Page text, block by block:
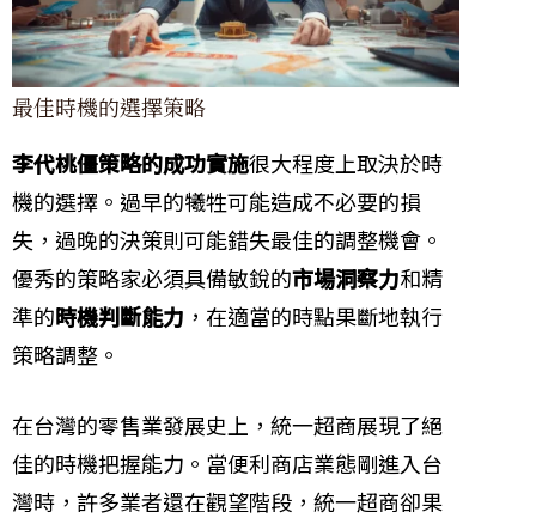
最佳時機的選擇策略
李代桃僵策略的成功實施很大程度上取決於時
機的選擇。過早的犧牲可能造成不必要的損
失，過晚的決策則可能錯失最佳的調整機會。
優秀的策略家必須具備敏銳的市場洞察力和精
準的時機判斷能力 ，在適當的時點果斷地執行
策略調整。
在台灣的零售業發展史上，統一超商展現了絕
佳的時機把握能力。當便利商店業態剛進入台
灣時，許多業者還在觀望階段，統一超商卻果